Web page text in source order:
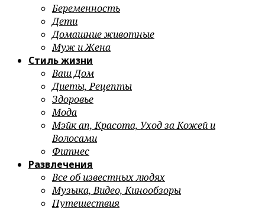
Беременность
Дети
Домашние животные
Муж и Жена
Стиль жизни
Ваш Дом
Диеты, Рецепты
Здоровье
Мода
Мэйк ап, Красота, Уход за Кожей и
Волосами
Фитнес
Развлечения
Все об известных людях
Музыка, Видео, Кинообзоры
Путешествия